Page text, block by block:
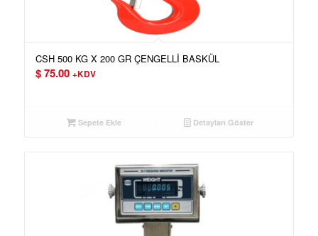
CSH 500 KG X 200 GR ÇENGELLİ BASKÜL
$75.00 +KDV
Sepete Ekle Detayları Göster